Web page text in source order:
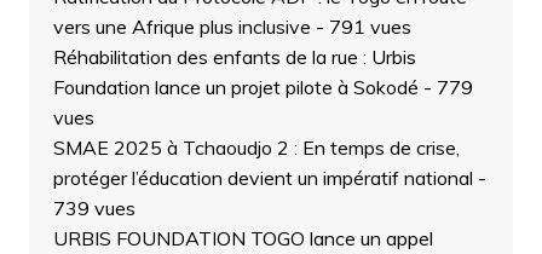
vers une Afrique plus inclusive - 791 vues
Réhabilitation des enfants de la rue : Urbis
Foundation lance un projet pilote à Sokodé - 779
vues
SMAE 2025 à Tchaoudjo 2 : En temps de crise,
protéger l’éducation devient un impératif national -
739 vues
URBIS FOUNDATION TOGO lance un appel